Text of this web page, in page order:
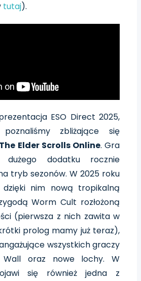
tutaj).
ESO Direct 2025,
zbliżające się
The Elder Scrolls Online. Gra
dodatku rocznie
tryb sezonów. W 2025 roku
nim nową tropikalną
Worm Cult rozłożoną
(pierwsza z nich zawita w
prolog mamy już teraz),
wszystkich graczy
oraz nowe lochy. W
się również jedna z